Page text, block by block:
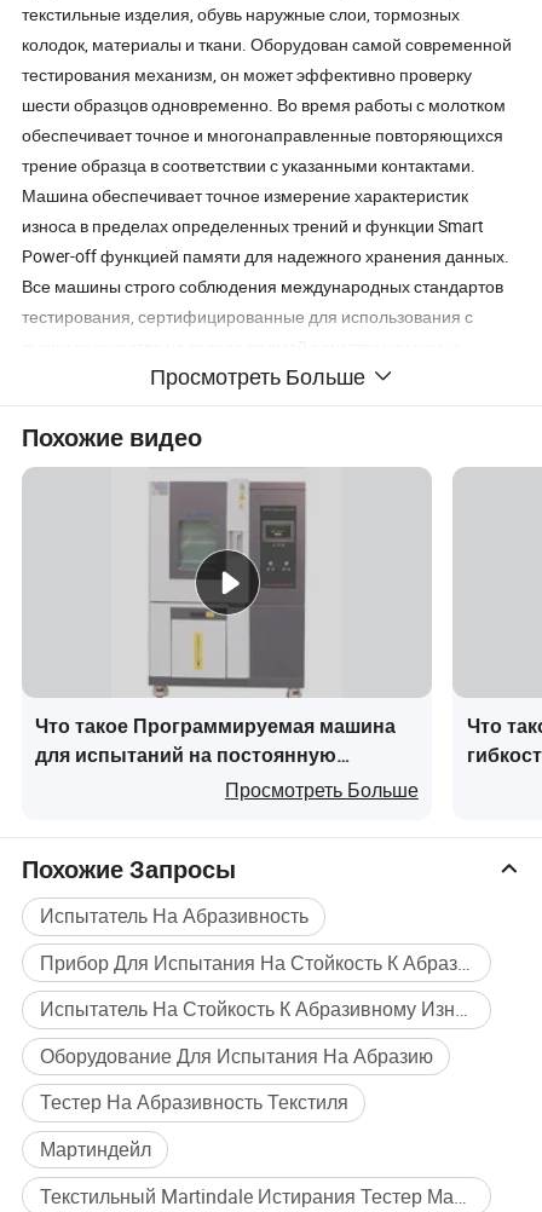
текстильные изделия, обувь наружные слои, тормозных
колодок, материалы и ткани. Оборудован самой современной
тестирования механизм, он может эффективно проверку
шести образцов одновременно. Во время работы с молотком
обеспечивает точное и многонаправленные повторяющихся
трение образца в соответствии с указанными контактами.
Машина обеспечивает точное измерение характеристик
износа в пределах определенных трений и функции Smart
Power-off функцией памяти для надежного хранения данных.
Все машины строго соблюдения международных стандартов
тестирования, сертифицированные для использования с
послепродажного обслуживания.
Надежные зажимное приспособление
Закрепите приспособление для зажима: с регулируемым
давлением молоток, зажимное кольцо и надежной базой для
обеспечения стабильных и надежных результатов.
Просмотреть Больше
Похожие видео
Что такое Программируемая машина
для испытаний на постоянную
температуру и влажность -40°C до
Просмотреть Больше
Что
Похожие Запросы
Испытатель На Абразивность
Прибор Для Испытания На Стойкость К Абразивному Износу
Испытатель На Стойкость К Абразивному Износу
Оборудование Для Испытания На Абразию
Тестер На Абразивность Текстиля
Мартиндейл
Текстильный Martindale Истирания Тестер Массовая покупка